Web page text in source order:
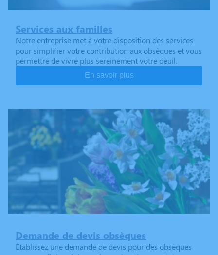
Services aux familles
Notre entreprise met à votre disposition des services
pour simplifier votre contribution aux obsèques et vous
permettre de vivre plus sereinement votre deuil.
En savoir plus
Demande de devis obsèques
Établissez une demande de devis pour des obsèques